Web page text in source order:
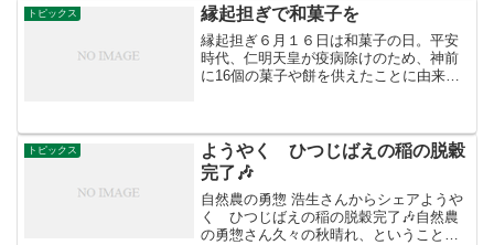
トピックス 縁起担ぎで和菓子を
縁起担ぎ６月１６日は和菓子の日。平安
時代、仁明天皇が疫病除けのため、神前
に16個の菓子や餅を供えたことに由来し
す。室町時代には、当...
トピックス
ようやく ひつじばえの稲の脱穀
完了🎶
自然農の勇惣 浩生さんからシェアようや
く ひつじばえの稲の脱穀完了🎶自然農
の勇惣さん久々の秋晴れ、ということ